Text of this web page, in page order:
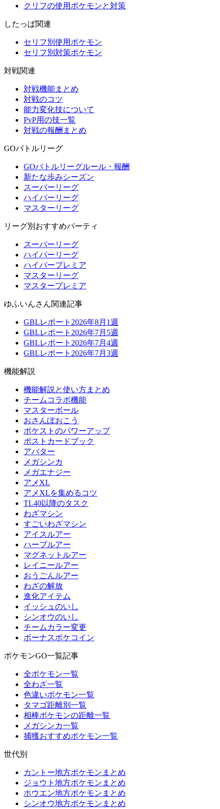
クリフの使用ポケモンと対策
したっぱ関連
セリフ別使用ポケモン
セリフ別対策ポケモン
対戦関連
対戦機能まとめ
対戦のコツ
能力変化技について
PvP用の技一覧
対戦の報酬まとめ
GOバトルリーグ
GOバトルリーグルール・報酬
新たな歩みシーズン
スーパーリーグ
ハイパーリーグ
マスターリーグ
リーグ別おすすめパーティ
スーパーリーグ
ハイパーリーグ
ハイパープレミア
マスターリーグ
マスタープレミア
ゆふいんさん関連記事
GBLレポート2026年8月1週
GBLレポート2026年7月5週
GBLレポート2026年7月4週
GBLレポート2026年7月3週
機能解説
機能解説と使い方まとめ
チームコラボ機能
マスターボール
おさんぽおこう
ポケストのパワーアップ
ポストカードブック
アバター
メガシンカ
メガエナジー
アメXL
アメXLを集めるコツ
TL40以降のタスク
わざマシン
すごいわざマシン
アイスルアー
ハーブルアー
マグネットルアー
レイニールアー
おうごんルアー
わざの解放
進化アイテム
イッシュのいし
シンオウのいし
チームカラー変更
ボーナスポケコイン
ポケモンGO一覧記事
全ポケモン一覧
全わざ一覧
色違いポケモン一覧
タマゴ距離別一覧
相棒ポケモンの距離一覧
メガシンカ一覧
捕獲おすすめポケモン一覧
世代別
カントー地方ポケモンまとめ
ジョウト地方ポケモンまとめ
ホウエン地方ポケモンまとめ
シンオウ地方ポケモンまとめ